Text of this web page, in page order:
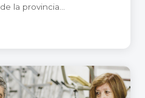
la provincia…